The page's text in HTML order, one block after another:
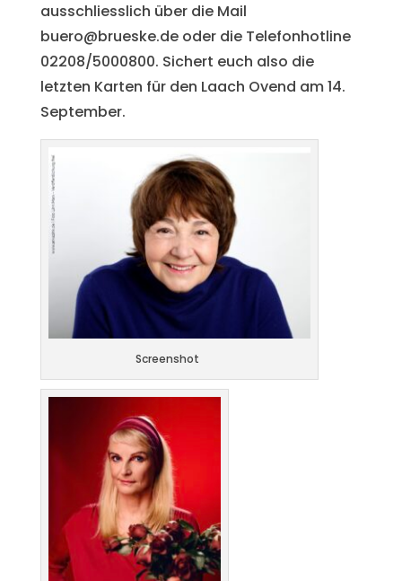
ausschliesslich über die Mail
buero@brueske.de oder die Telefonhotline
02208/5000800. Sichert euch also die
letzten Karten für den Laach Ovend am 14.
September.
Screenshot